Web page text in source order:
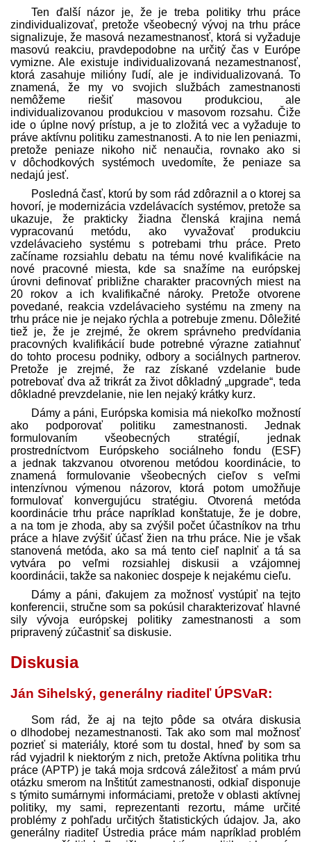
Ten ďalší názor je, že je treba politiky trhu práce
zindividualizovať, pretože všeobecný vývoj na trhu práce
signalizuje, že masová nezamestnanosť, ktorá si vyžaduje
masovú reakciu, pravdepodobne na určitý čas v Európe
vymizne. Ale existuje individualizovaná nezamestnanosť,
ktorá zasahuje milióny ľudí, ale je individualizovaná. To
znamená, že my vo svojich službách zamestnanosti
nemôžeme riešiť masovou produkciou, ale
individualizovanou produkciou v masovom rozsahu. Čiže
ide o úplne nový prístup, a je to zložitá vec a vyžaduje to
práve aktívnu politiku zamestnanosti. A to nie len peniazmi,
pretože peniaze nikoho nič nenaučia, rovnako ako si
v dôchodkových systémoch uvedomíte, že peniaze sa
nedajú jesť.
Posledná časť, ktorú by som rád zdôraznil a o ktorej sa
hovorí, je modernizácia vzdelávacích systémov, pretože sa
ukazuje, že prakticky žiadna členská krajina nemá
vypracovanú metódu, ako vyvažovať produkciu
vzdelávacieho systému s potrebami trhu práce. Preto
začíname rozsiahlu debatu na tému nové kvalifikácie na
nové pracovné miesta, kde sa snažíme na európskej
úrovni definovať približne charakter pracovných miest na
20 rokov a ich kvalifikačné nároky. Pretože otvorene
povedané, reakcia vzdelávacieho systému na zmeny na
trhu práce nie je nejako rýchla a potrebuje zmenu. Dôležité
tiež je, že je zrejmé, že okrem správneho pred­vídania
pracovných kvalifikácií bude potrebné výrazne zatiahnuť
do tohto procesu podniky, odbory a sociálnych partnerov.
Pretože je zrejmé, že raz získané vzdelanie bude
potrebovať dva až trikrát za život dôkladný „upgrade“, teda
dôkladné prevzdelanie, nie len nejaký krátky kurz.
Dámy a páni, Európska komisia má niekoľko možností
ako podporovať politiku zamestnanosti. Jednak
formulovaním všeobecných stratégií, jednak
prostredníctvom Európskeho sociálneho fondu (ESF)
a jednak takzvanou otvorenou metódou koordinácie, to
znamená formulovanie všeobecných cieľov s veľmi
intenzívnou výmenou názorov, ktorá potom umožňuje
formulovať konvergujúcu stratégiu. Otvorená metóda
koordinácie trhu práce napríklad konštatuje, že je dobre,
a na tom je zhoda, aby sa zvýšil počet účastníkov na trhu
práce a hlave zvýšiť účasť žien na trhu práce. Nie je však
stanovená metóda, ako sa má tento cieľ naplniť a tá sa
vytvára po veľmi rozsiahlej diskusii a vzájomnej
koordinácii, takže sa nakoniec dospeje k nejakému cieľu.
Dámy a páni, ďakujem za možnosť vystúpiť na tejto
konferencii, stručne som sa pokúsil charakterizovať hlavné
sily vývoja európskej politiky zamestnanosti a som
pripravený zúčastniť sa diskusie.
Diskusia
Ján Sihelský, generálny riaditeľ ÚPSVaR:
Som rád, že aj na tejto pôde sa otvára diskusia
o dlhodobej nezamestnanosti. Tak ako som mal možnosť
pozrieť si materiály, ktoré som tu dostal, hneď by som sa
rád vyjadril k niektorým z nich, pretože Aktívna politika trhu
práce (APTP) je taká moja srdcová záležitosť a mám prvú
otázku smerom na Inštitút zamestnanosti, odkiaľ disponuje
s týmito sumárnymi informáciami, pretože v oblasti aktívnej
politiky, my sami, reprezentanti rezortu, máme určité
problémy z pohľadu určitých štatistických údajov. Ja, ako
generálny riaditeľ Ústredia práce mám napríklad problém